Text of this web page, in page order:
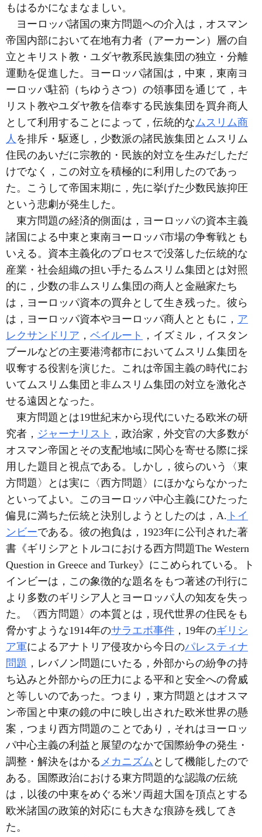
もはるかになまなましい。
ヨーロッパ諸国の東方問題への介入は，オスマン
帝国内部において在地有力者（アーカーン）層の自
立とキリスト教・ユダヤ教系民族集団の独立・分離
運動を促進した。ヨーロッパ諸国は，中東，東南ヨ
ーロッパ駐箚（ちゆうさつ）の領事団を通じて，キ
リスト教やユダヤ教を信奉する民族集団を買弁商人
として利用することによって，伝統的なムスリム商
人 を排斥・駆逐し，少数派の諸民族集団とムスリム
住民のあいだに宗教的・民族的対立を生みだしただ
けでなく，この対立を積極的に利用したのであっ
た。こうして帝国末期に，先に挙げた少数民族抑圧
という悲劇が発生した。
東方問題の経済的側面は，ヨーロッパの資本主義
諸国による中東と東南ヨーロッパ市場の争奪戦とも
いえる。資本主義化のプロセスで没落した伝統的な
産業・社会組織の担い手たるムスリム集団とは対照
的に，少数の非ムスリム集団の商人と金融家たち
は，ヨーロッパ資本の買弁として生き残った。彼ら
は，ヨーロッパ資本やヨーロッパ商人とともに， ア
レクサンドリア ， ベイルート ，イズミル，イスタン
ブールなどの主要港湾都市においてムスリム集団を
収奪する役割を演じた。これは帝国主義の時代にお
いてムスリム集団と非ムスリム集団の対立を激化さ
せる遠因となった。
東方問題とは19世紀末から現代にいたる欧米の研
究者， ジャーナリスト ，政治家，外交官の大多数が
オスマン帝国とその支配地域に関心を寄せる際に採
用した題目と視点である。しかし，彼らのいう〈東
方問題〉とは実に〈西方問題〉にほかならなかった
といってよい。このヨーロッパ中心主義にひたった
偏見に満ちた伝統と決別しようとしたのは，A. トイ
ンビーである。彼の抱負は，1923年に公刊された著
書《ギリシアとトルコにおける西方問題The Western
Question in Greece and Turkey》にこめられている。ト
インビーは，この象徴的な題名をもつ著述の刊行に
より多数のギリシア人とヨーロッパ人の知友を失っ
た。〈西方問題〉の本質とは，現代世界の住民をも
脅かすような1914年のサラエボ事件 ，19年のギリシ
ア軍によるアナトリア侵攻から今日のパレスティナ
問題 ，レバノン問題にいたる，外部からの紛争の持
ち込みと外部からの圧力による平和と安全への脅威
と等しいのであった。つまり，東方問題とはオスマ
ン帝国と中東の鏡の中に映し出された欧米世界の懸
案，つまり西方問題のことであり，それはヨーロッ
パ中心主義の利益と展望のなかで国際紛争の発生・
調整・解決をはかる メカニズム として機能したので
ある。国際政治における東方問題的な認識の伝統
は，以後の中東をめぐる米ソ両超大国を頂点とする
欧米諸国の政策的対応にも大きな痕跡を残してき
た。